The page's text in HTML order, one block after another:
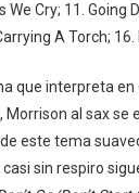
We Cry; 11.
A Torch; 16.
que interpreta
Morrison al sax se
este tema
casi sin respiro